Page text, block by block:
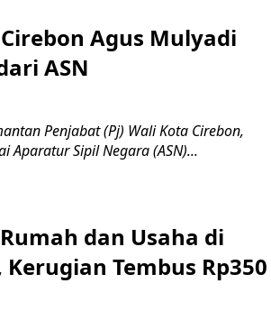
Agus Mulyadi
ASN
Penjabat (Pj) Wali Kota Cirebon,
Aparatur Sipil Negara (ASN)...
dan Usaha di
Tembus Rp350